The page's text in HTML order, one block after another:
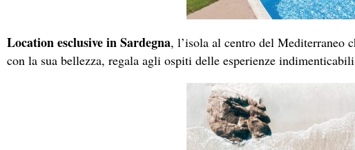
Location esclusive in Sardegna, l’isola al centro del Mediterraneo
con la sua bellezza, regala agli ospiti delle esperienze indimenticabili